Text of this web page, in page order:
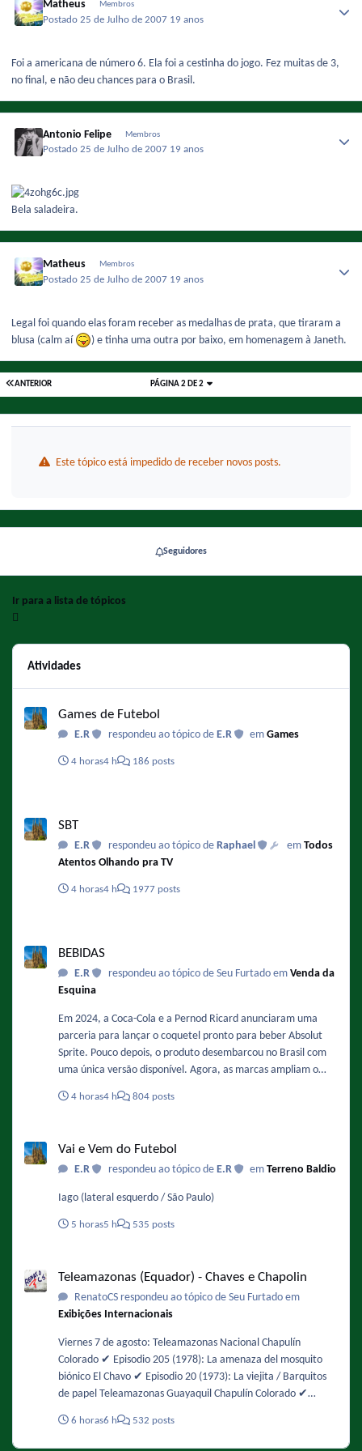
Matheus Membros
Postado25 de Julho de 2007 19 anos
Foi a americana de número 6. Ela foi a cestinha do jogo. Fez muitas de 3,
no final, e não deu chances para o Brasil.
Antonio Felipe Membros
Postado25 de Julho de 2007 19 anos
Bela saladeira.
Matheus Membros
Postado25 de Julho de 2007 19 anos
Legal foi quando elas foram receber as medalhas de prata, que tiraram a
blusa (calm aí
) e tinha uma outra por baixo, em homenagem à Janeth.
ANTERIOR PÁGINA 2 DE 2
Este tópico está impedido de receber novos posts.
Seguidores
Ir para a lista de tópicos
Atividades
Games de Futebol
E.R respondeu ao tópico de E.R emGames
4 horas4 h 186 posts
SBT
E.R respondeu ao tópico de Raphael emTodos
Atentos Olhando pra TV
4 horas4 h 1977 posts
BEBIDAS
E.R respondeu ao tópico de Seu Furtado em Venda da
Esquina
Em 2024, a Coca-Cola e a Pernod Ricard anunciaram uma
parceria para lançar o coquetel pronto para beber Absolut
Sprite. Pouco depois, o produto desembarcou no Brasil com
uma única versão disponível. Agora, as marcas ampliam o
gôndolas. A novidade é o Absolut Sprite Frutas Vermelhas,
descrito pelas marcas como uma mistura equilibrada entre
notas doces e ácidas. A bebida possui 5 % de teor alcoólico.
frutas-vermelhas/
4 horas4 h 804 posts
Vai e Vem do Futebol
E.R respondeu ao tópico de E.R emTerreno Baldio
Iago (lateral esquerdo / São Paulo)
5 horas5 h 535 posts
Teleamazonas (Equador) - Chaves e Chapolin
RenatoCS respondeu ao tópico de Seu Furtado em
Exibições Internacionais
Viernes 7 de agosto: Teleamazonas Nacional Chapulín
Colorado ✔️ Episodio 205 (1978): La amenaza del mosquito
biónico El Chavo ✔️ Episodio 20 (1973): La viejita / Barquitos
de papel Teleamazonas Guayaquil Chapulín Colorado ✔️
Chavo ✔️ Episodio 106 (1976): Barriendo el patio
6 horas6 h 532 posts